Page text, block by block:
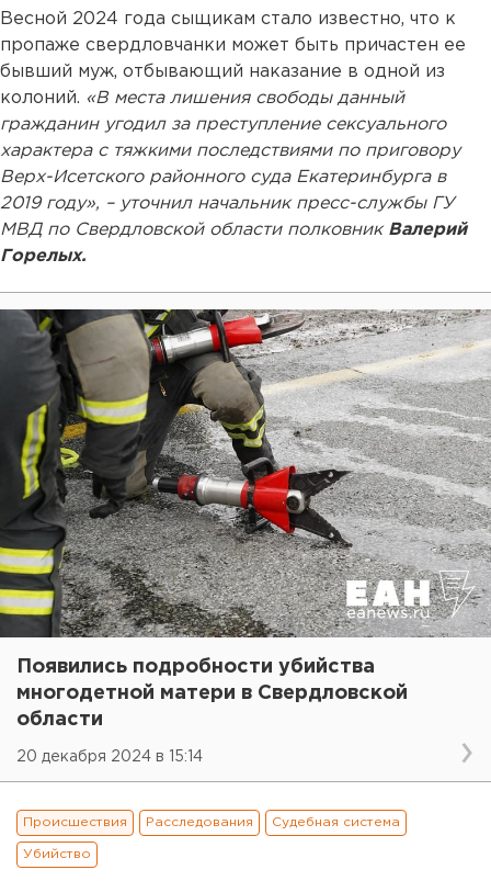
Весной 2024 года сыщикам стало известно, что к
пропаже свердловчанки может быть причастен ее
бывший муж, отбывающий наказание в одной из
колоний. «В места лишения свободы данный
гражданин угодил за преступление сексуального
характера с тяжкими последствиями по приговору
Верх-Исетского районного суда Екатеринбурга в
2019 году», – уточнил начальник пресс-службы ГУ
МВД по Свердловской области полковник Валерий
Горелых.
Появились подробности убийства
многодетной матери в Свердловской
области
20 декабря 2024 в 15:14
Происшествия Расследования Судебная система
Убийство